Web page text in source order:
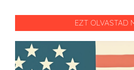
EZT OLVASTAD